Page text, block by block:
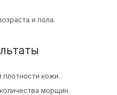
и пола.
кожи.
морщин.